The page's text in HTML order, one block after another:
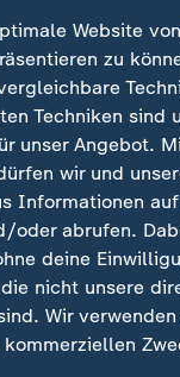
knapper war es
in
Phase die
sich
in den Strafraum.
Martin Zubimendi
Doch
postwendend
abzog
Website
zu
Techniken sind
unser Angebot.
wir und
Informationen
oder abrufen.
deine
nicht unsere
Wir